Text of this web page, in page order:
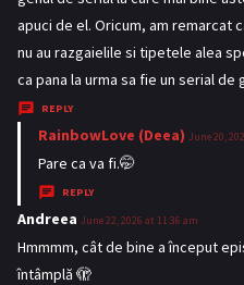
:
apuci de el. Oricum, am remarcat
nu au razgaielile si tipetele alea
ca pana la urma sa fie un serial de
REPLY
RainbowLove (Deea) s
s
:
June 20,
Pare ca va fi.🤭
REPLY
Andreea s
a
y
June 22, 2026 at 11:36 am
Hmmmm, cât de bine a început
întâmplă 🫣